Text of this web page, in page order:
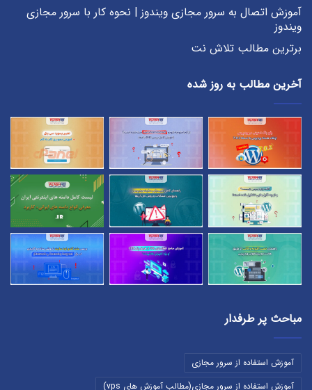
آموزش اتصال به سرور مجازی ویندوز | نحوه کار با سرور مجازی
ویندوز
برترین مطالب تلاش نت
آخرین مطالب به روز شده
مباحث پر طرفدار
آموزش استفاده از سرور مجازی
آموزش استفاده از سرور مجازی(مطالب آموزش های vps)